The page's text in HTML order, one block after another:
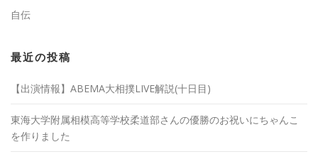
自伝
最近の投稿
【出演情報】ABEMA大相撲LIVE解説(十日目)
東海大学附属相模高等学校柔道部さんの優勝のお祝いにちゃんこ
を作りました